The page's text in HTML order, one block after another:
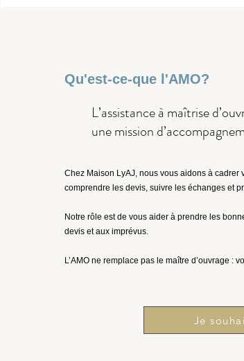
Qu'est-ce-que l'AMO?
L’assistance à maîtrise
une mission
Chez Maison LyAJ, nous vous aidons à
comprendre les devis, suivre les échanges et
Notre rôle est de vous aider à prendre les
devis et aux imprévus.
L’AMO ne remplace pas le maître d’ouvrage :
Je